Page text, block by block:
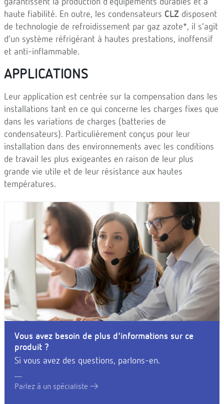
garantissent la production d’équipements durables et à
haute fiabilité. En outre, les condensateurs CLZ disposent
de technologie de refroidissement par gaz azote*, il s’agit
d’un système réfrigérant à hautes prestations, inoffensif
et anti-inflammable.
APPLICATIONS
Leur application est centrée sur la compensation dans les
installations tant en ce qui concerne les charges fixes que
dans les variations de charges (batteries de
condensateurs). Particulièrement conçus pour leur
installation dans des environnements avec les conditions
de travail les plus exigeantes en raison de leur plus
grande vie utile et de leur résistance aux hautes
températures.
Vous avez besoin de plus d'informations sur ce
produit ?
Si vous avez des questions, parlons-en.
Parlez à un spécialiste